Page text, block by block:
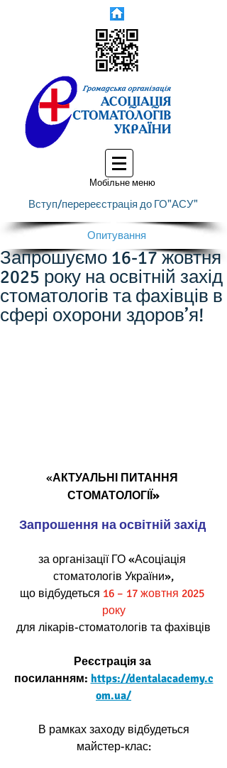
Мобільне меню
Вступ/перереєстрація до ГО"АСУ"
Опитування
Запрошуємо 16-17 жовтня
2025 року на освітній захід
стоматологів та фахівців в
сфері охорони здоров’я!
«АКТУАЛЬНІ ПИТАННЯ
СТОМАТОЛОГІЇ»
Запрошення на освітній захід
за організації ГО «Асоціація
стоматологів України»,
що відбудеться 16 – 17 жовтня 2025
року
для лікарів-стоматологів та фахівців
Реєстрація за
посиланням: https://dentalacademy.c
om.ua/
В рамках заходу відбудеться
майстер-клас: